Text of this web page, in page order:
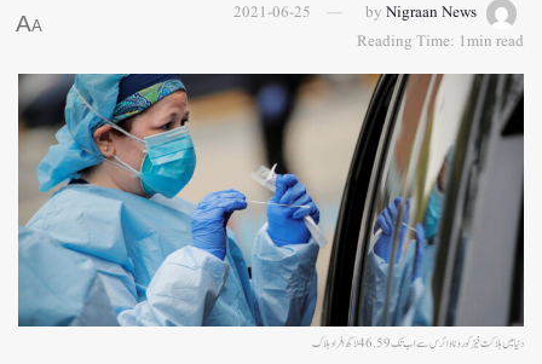
by Nigraan News
2021-06-25
Reading Time: 1min read
A
A
دنیا میں ہلاکت خیز کورونا وائرس سے اب تک 46.59 لاکھ افراد ہلاک